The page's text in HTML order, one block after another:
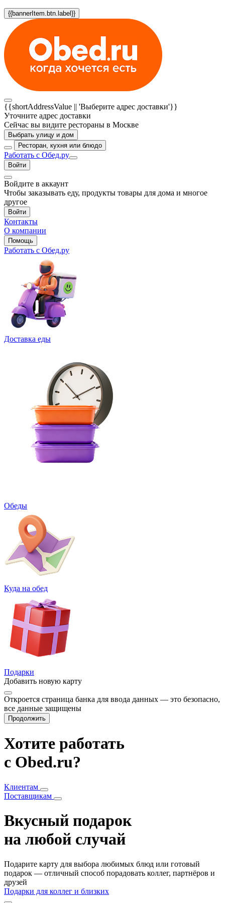
{{bannerItem.btn.label}}
{{shortAddressValue || 'Выберите адрес доставки'}}
Уточните адрес доставки
Сейчас вы видите рестораны в Москве
Выбрать улицу и дом
Ресторан, кухня или блюдо
Работать с Обед.ру
Войти
Войдите в аккаунт
Чтобы заказывать еду, продукты товары для дома и многое
другое
Войти
Контакты
О компании
Помощь
Работать с Обед.ру
Доставка еды
Обеды
Куда на обед
Подарки
Добавить новую карту
Откроется страница банка для ввода данных — это безопасно,
все данные защищены
Продолжить
Хотите работать
с Obed.ru?
Клиентам
Поставщикам
Вкусный подарок
на любой случай
Подарите карту для выбора любимых блюд или готовый
подарок — отличный способ порадовать коллег, партнёров и
друзей
Подарки для коллег и близких